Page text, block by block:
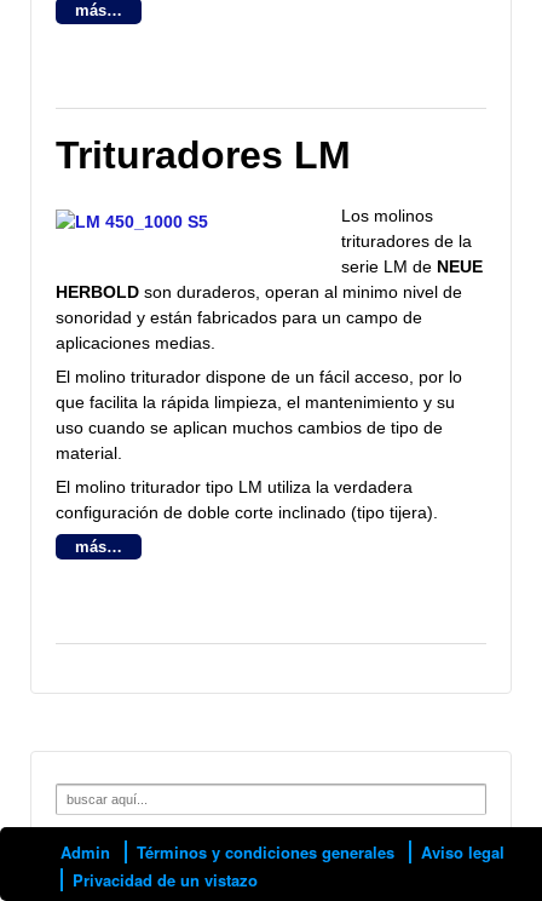
más…
Trituradores LM
Los molinos
trituradores de la
serie LM de NEUE
HERBOLD son duraderos, operan al minimo nivel de
sonoridad y están fabricados para un campo de
aplicaciones medias.
El molino triturador dispone de un fácil acceso, por lo
que facilita la rápida limpieza, el mantenimiento y su
uso cuando se aplican muchos cambios de tipo de
material.
El molino triturador tipo LM utiliza la verdadera
configuración de doble corte inclinado (tipo tijera).
más…
Search
for:
Admin Términos y condiciones generales
Aviso legal
Privacidad de un vistazo